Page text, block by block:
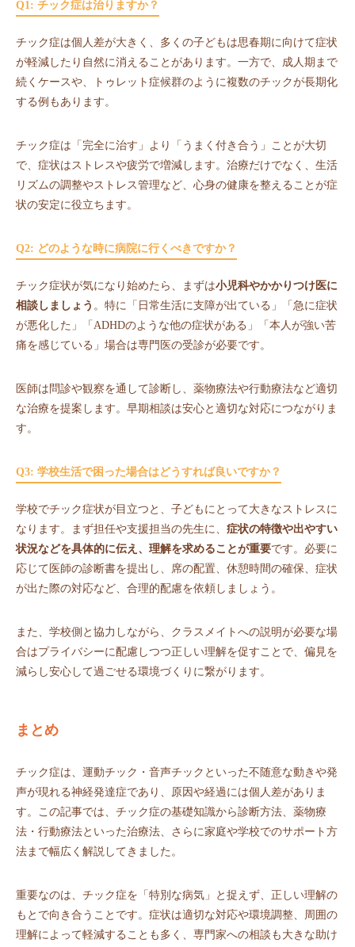
Q1: チック症は治りますか？
チック症は個人差が大きく、多くの子どもは思春期に向けて症状
が軽減したり自然に消えることがあります。一方で、成人期まで
続くケースや、トゥレット症候群のように複数のチックが長期化
する例もあります。
チック症は「完全に治す」より「うまく付き合う」ことが大切
で、症状はストレスや疲労で増減します。治療だけでなく、生活
リズムの調整やストレス管理など、心身の健康を整えることが症
状の安定に役立ちます。
Q2: どのような時に病院に行くべきですか？
チック症状が気になり始めたら、まずは小児科やかかりつけ医に
相談しましょう 。特に「日常生活に支障が出ている」「急に症状
が悪化した」「ADHDのような他の症状がある」「本人が強い苦
痛を感じている」場合は専門医の受診が必要です。
医師は問診や観察を通して診断し、薬物療法や行動療法など適切
な治療を提案します。早期相談は安心と適切な対応につながりま
す。
Q3: 学校生活で困った場合はどうすれば良いですか？
学校でチック症状が目立つと、子どもにとって大きなストレスに
なります。まず担任や支援担当の先生に、 症状の特徴や出やすい
状況などを具体的に伝え、理解を求めることが重要です。必要に
応じて医師の診断書を提出し、席の配置、休憩時間の確保、症状
が出た際の対応など、合理的配慮を依頼しましょう。
また、学校側と協力しながら、クラスメイトへの説明が必要な場
合はプライバシーに配慮しつつ正しい理解を促すことで、偏見を
減らし安心して過ごせる環境づくりに繋がります。
まとめ
チック症は、運動チック・音声チックといった不随意な動きや発
声が現れる神経発達症であり、原因や経過には個人差がありま
す。この記事では、チック症の基礎知識から診断方法、薬物療
法・行動療法といった治療法、さらに家庭や学校でのサポート方
法まで幅広く解説してきました。
重要なのは、チック症を「特別な病気」と捉えず、正しい理解の
もとで向き合うことです。症状は適切な対応や環境調整、周囲の
理解によって軽減することも多く、専門家への相談も大きな助け